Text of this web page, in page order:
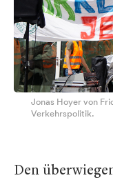
Jonas Hoyer von
Verkehrspolitik.
Den